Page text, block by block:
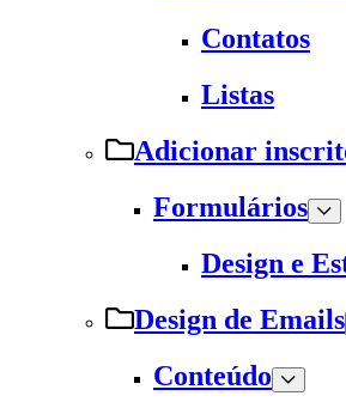
Contatos
Listas
Adicionar
Formulários
Design e
Design de Emails
Conteúdo